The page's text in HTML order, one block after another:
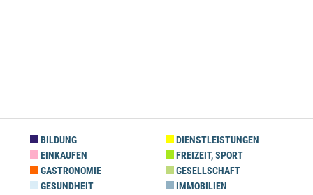
BILDUNG
DIENSTLEISTUNGEN
EINKAUFEN
FREIZEIT, SPORT
GASTRONOMIE
GESELLSCHAFT
GESUNDHEIT
IMMOBILIEN